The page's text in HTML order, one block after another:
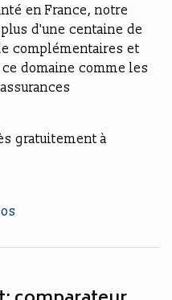
en France, notre
d'une centaine de
complémentaires et
domaine comme les
gratuitement à